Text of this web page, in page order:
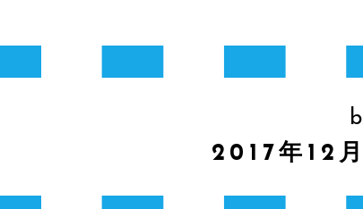
2017年12